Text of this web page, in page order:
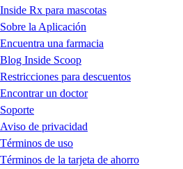
Inside Rx para mascotas
Sobre la Aplicación
Encuentra una farmacia
Blog Inside Scoop
Restricciones para descuentos
Encontrar un doctor
Soporte
Aviso de privacidad
Términos de uso
Términos de la tarjeta de ahorro